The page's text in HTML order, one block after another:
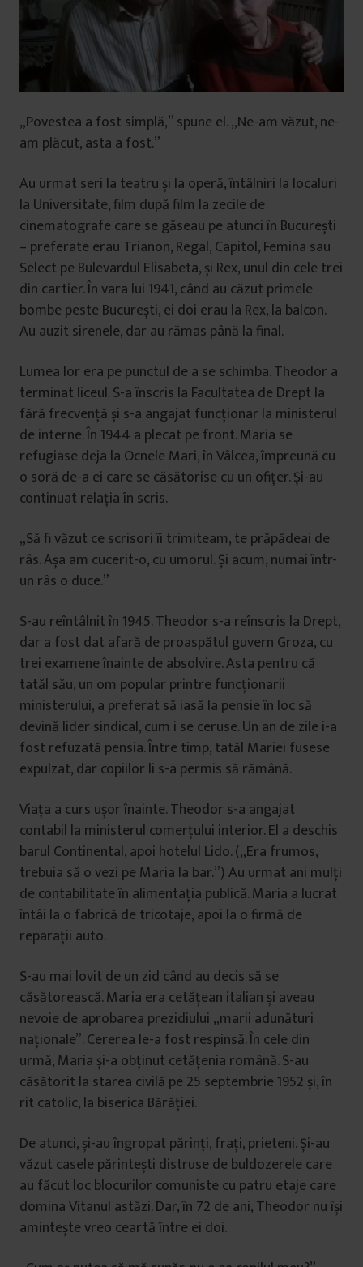
„Povestea a fost simplă,” spune el. „Ne-am văzut, ne-
am plăcut, asta a fost.”
Au urmat seri la teatru și la operă, întâlniri la localuri
la Universitate, film după film la zecile de
cinematografe care se găseau pe atunci în București
– preferate erau Trianon, Regal, Capitol, Femina sau
Select pe Bulevardul Elisabeta, și Rex, unul din cele trei
din cartier. În vara lui 1941, când au căzut primele
bombe peste București, ei doi erau la Rex, la balcon.
Au auzit sirenele, dar au rămas până la final.
Lumea lor era pe punctul de a se schimba. Theodor a
terminat liceul. S-a înscris la Facultatea de Drept la
fără frecvență și s-a angajat funcționar la ministerul
de interne. În 1944 a plecat pe front. Maria se
refugiase deja la Ocnele Mari, în Vâlcea, împreună cu
o soră de-a ei care se căsătorise cu un ofițer. Și-au
continuat relația în scris.
„Să fi văzut ce scrisori îi trimiteam, te prăpădeai de
râs. Așa am cucerit-o, cu umorul. Și acum, numai într-
un râs o duce.”
S-au reîntâlnit în 1945. Theodor s-a reînscris la Drept,
dar a fost dat afară de proaspătul guvern Groza, cu
trei examene înainte de absolvire. Asta pentru că
tatăl său, un om popular printre funcționarii
ministerului, a preferat să iasă la pensie în loc să
devină lider sindical, cum i se ceruse. Un an de zile i-a
fost refuzată pensia. Între timp, tatăl Mariei fusese
expulzat, dar copiilor li s-a permis să rămână.
Viața a curs ușor înainte. Theodor s-a angajat
contabil la ministerul comerțului interior. El a deschis
barul Continental, apoi hotelul Lido. („Era frumos,
trebuia să o vezi pe Maria la bar.”) Au urmat ani mulți
de contabilitate în alimentația publică. Maria a lucrat
întâi la o fabrică de tricotaje, apoi la o firmă de
reparații auto.
S-au mai lovit de un zid când au decis să se
căsătorească. Maria era cetățean italian și aveau
nevoie de aprobarea prezidiului „marii adunături
naționale”. Cererea le-a fost respinsă. În cele din
urmă, Maria și-a obținut cetățenia română. S-au
căsătorit la starea civilă pe 25 septembrie 1952 și, în
rit catolic, la biserica Bărăției.
De atunci, și-au îngropat părinți, frați, prieteni. Și-au
văzut casele părintești distruse de buldozerele care
au făcut loc blocurilor comuniste cu patru etaje care
domina Vitanul astăzi. Dar, în 72 de ani, Theodor nu își
amintește vreo ceartă între ei doi.